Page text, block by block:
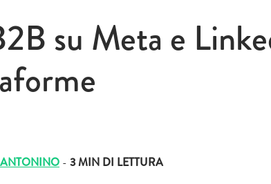
su Meta e
- 3 MIN DI LETTURA